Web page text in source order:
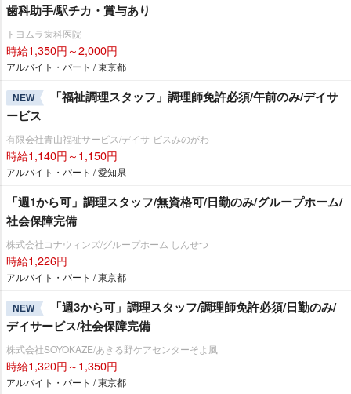
歯科助手/駅チカ・賞与あり
トヨムラ歯科医院
時給1,350円～2,000円
アルバイト・パート / 東京都
NEW
「福祉調理スタッフ」調理師免許必須/午前のみ/デイサ
ービス
有限会社青山福祉サービス/デイサ-ビスみのがわ
時給1,140円～1,150円
アルバイト・パート / 愛知県
「週1から可」調理スタッフ/無資格可/日勤のみ/グループホーム/
社会保障完備
株式会社コナウィンズ/グループホーム しんせつ
時給1,226円
アルバイト・パート / 東京都
NEW
「週3から可」調理スタッフ/調理師免許必須/日勤のみ/
デイサービス/社会保障完備
株式会社SOYOKAZE/あきる野ケアセンターそよ風
時給1,320円～1,350円
アルバイト・パート / 東京都